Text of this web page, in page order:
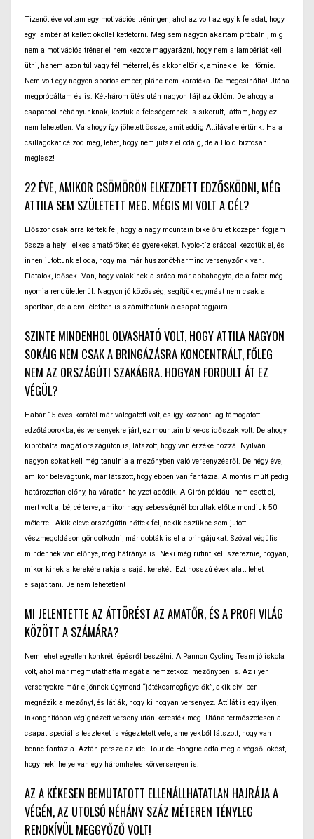
Tizenöt éve voltam egy motivációs tréningen, ahol az volt az egyik feladat, hogy
egy lambériát kellett ököllel kettétörni. Meg sem nagyon akartam próbálni, míg
nem a motivációs tréner el nem kezdte magyarázni, hogy nem a lambériát kell
ütni, hanem azon túl vagy fél méterrel, és akkor eltörik, aminek el kell törnie.
Nem volt egy nagyon sportos ember, pláne nem karatéka. De megcsinálta! Utána
megpróbáltam és is. Két-három ütés után nagyon fájt az öklöm. De ahogy a
csapatból néhányunknak, köztük a feleségemnek is sikerült, láttam, hogy ez
nem lehetetlen. Valahogy így jöhetett össze, amit eddig Attilával elértünk. Ha a
csillagokat célzod meg, lehet, hogy nem jutsz el odáig, de a Hold biztosan
meglesz!
22 ÉVE, AMIKOR CSÖMÖRÖN ELKEZDETT EDZŐSKÖDNI, MÉG
ATTILA SEM SZÜLETETT MEG. MÉGIS MI VOLT A CÉL?
Először csak arra kértek fel, hogy a nagy mountain bike őrület közepén fogjam
össze a helyi lelkes amatőröket, és gyerekeket. Nyolc-tíz sráccal kezdtük el, és
innen jutottunk el oda, hogy ma már huszonöt-harminc versenyzőnk van.
Fiatalok, idősek. Van, hogy valakinek a sráca már abbahagyta, de a fater még
nyomja rendületlenül. Nagyon jó közösség, segítjük egymást nem csak a
sportban, de a civil életben is számíthatunk a csapat tagjaira.
SZINTE MINDENHOL OLVASHATÓ VOLT, HOGY ATTILA NAGYON
SOKÁIG NEM CSAK A BRINGÁZÁSRA KONCENTRÁLT, FŐLEG
NEM AZ ORSZÁGÚTI SZAKÁGRA. HOGYAN FORDULT ÁT EZ
VÉGÜL?
Habár 15 éves korától már válogatott volt, és így központilag támogatott
edzőtáborokba, és versenyekre járt, ez mountain bike-os időszak volt. De ahogy
kipróbálta magát országúton is, látszott, hogy van érzéke hozzá. Nyilván
nagyon sokat kell még tanulnia a mezőnyben való versenyzésről. De négy éve,
amikor belevágtunk, már látszott, hogy ebben van fantázia. A montis múlt pedig
határozottan előny, ha váratlan helyzet adódik. A Girón például nem esett el,
mert volt a, bé, cé terve, amikor nagy sebességnél borultak előtte mondjuk 50
méterrel. Akik eleve országútin nőttek fel, nekik eszükbe sem jutott
vészmegoldáson göndolkodni, már dobták is el a bringájukat. Szóval végülis
mindennek van előnye, meg hátránya is. Neki még rutint kell szereznie, hogyan,
mikor kinek a kerekére rakja a saját kerekét. Ezt hosszú évek alatt lehet
elsajátítani. De nem lehetetlen!
MI JELENTETTE AZ ÁTTÖRÉST AZ AMATŐR, ÉS A PROFI VILÁG
KÖZÖTT A SZÁMÁRA?
Nem lehet egyetlen konkrét lépésről beszélni. A Pannon Cycling Team jó iskola
volt, ahol már megmutathatta magát a nemzetközi mezőnyben is. Az ilyen
versenyekre már eljönnek úgymond “játékosmegfigyelők”, akik civilben
megnézik a mezőnyt, és látják, hogy ki hogyan versenyez. Attilát is egy ilyen,
inkongnitóban végignézett verseny után keresték meg. Utána természetesen a
csapat speciális teszteket is végeztetett vele, amelyekből látszott, hogy van
benne fantázia. Aztán persze az idei Tour de Hongrie adta meg a végső lökést,
hogy neki helye van egy háromhetes körversenyen is.
AZ A KÉKESEN BEMUTATOTT ELLENÁLLHATATLAN HAJRÁJA A
VÉGÉN, AZ UTOLSÓ NÉHÁNY SZÁZ MÉTEREN TÉNYLEG
RENDKÍVÜL MEGGYŐZŐ VOLT!